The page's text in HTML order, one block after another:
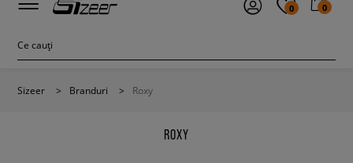
0 0
Sizeer > Branduri > Roxy
ROXY